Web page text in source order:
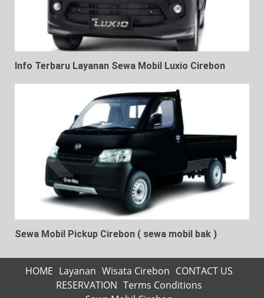
Info Terbaru Layanan Sewa Mobil Luxio Cirebon
Sewa Mobil Pickup Cirebon ( sewa mobil bak )
HOME Layanan Wisata Cirebon CONTACT US
RESERVATION Terms Conditions